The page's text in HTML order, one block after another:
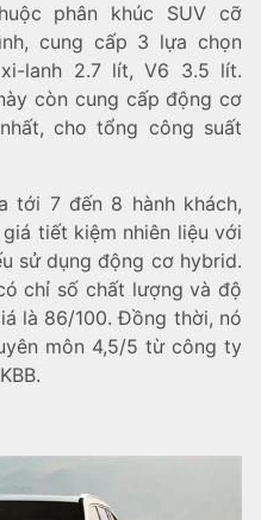
phân khúc SUV cỡ
cung cấp 3 lựa chọn
lanh 2.7 lít, V6 3.5 lít.
còn cung cấp động cơ
cho tổng công suất
tới 7 đến 8 hành khách,
tiết kiệm nhiên liệu với
sử dụng động cơ hybrid.
chỉ số chất lượng và độ
là 86/100. Đồng thời, nó
môn 4,5/5 từ công ty